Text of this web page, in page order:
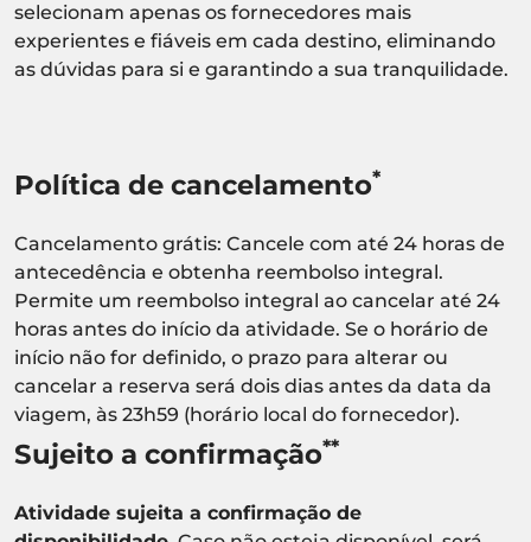
selecionam apenas os fornecedores mais
experientes e fiáveis em cada destino, eliminando
as dúvidas para si e garantindo a sua tranquilidade.
Política de cancelamento*
Cancelamento grátis: Cancele com até 24 horas de
antecedência e obtenha reembolso integral.
Permite um reembolso integral ao cancelar até 24
horas antes do início da atividade. Se o horário de
início não for definido, o prazo para alterar ou
cancelar a reserva será dois dias antes da data da
viagem, às 23h59 (horário local do fornecedor).
Sujeito a confirmação**
Atividade sujeita a confirmação de